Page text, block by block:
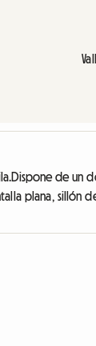
de un
plana, sillón